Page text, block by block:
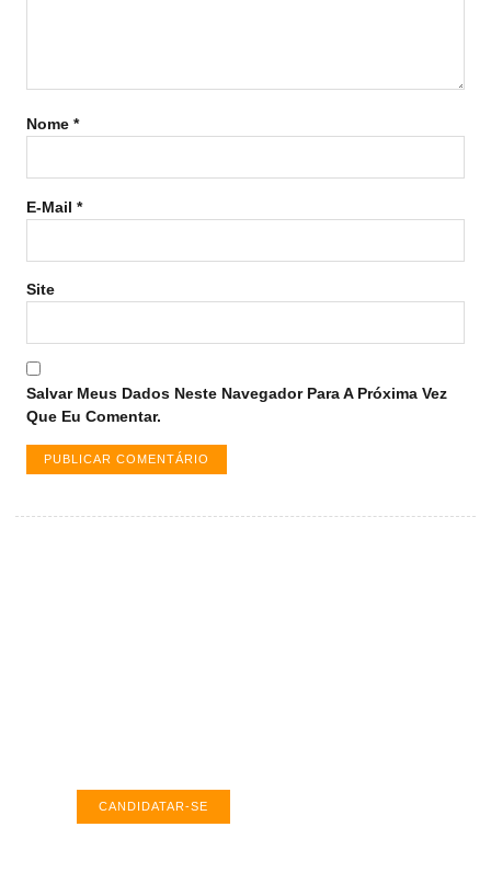
Nome *
E-Mail *
Site
Salvar Meus Dados Neste Navegador Para A Próxima Vez
Que Eu Comentar.
CANDIDATAR-SE